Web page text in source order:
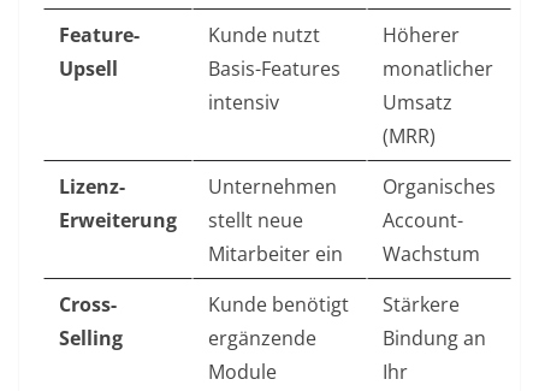
Feature-
Upsell
Kunde nutzt
Basis-Features
intensiv
Höherer
monatlicher
Umsatz
(MRR)
Lizenz-
Erweiterung
Unternehmen
stellt neue
Mitarbeiter ein
Organisches
Account-
Wachstum
Cross-
Selling
Kunde benötigt
ergänzende
Module
Stärkere
Bindung an
Ihr